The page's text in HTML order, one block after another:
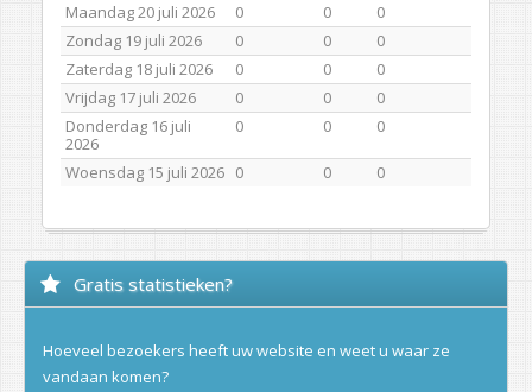
Maandag 20 juli 2026
0 0
0
Zondag 19 juli 2026
0 0
0
Zaterdag 18 juli 2026
0 0
0
Vrijdag 17 juli 2026
0 0
0
Donderdag 16 juli
2026
0 0 0
Woensdag 15 juli 2026 0 0 0
Gratis statistieken?
Hoeveel bezoekers heeft uw website en weet u waar ze
vandaan komen?